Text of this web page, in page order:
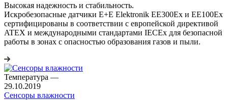
Высокая надежность и стабильность.
Искробезопасные датчики E+E Elektronik EE300Ex и EE100Ex
сертифицированы в соответствии с европейской директивой
ATEX и международными стандартами IECEx для безопасной
работы в зонах с опасностью образования газов и пыли.
Температура —
29.10.2019
Сенсоры влажности